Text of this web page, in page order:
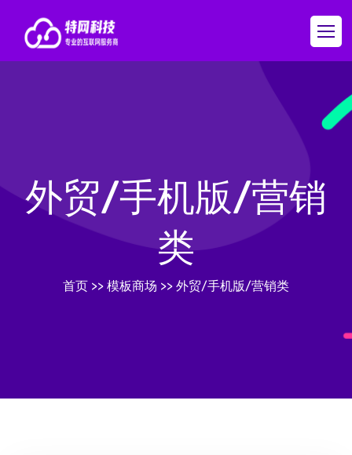
外贸/手机版/营销
类
首页 >> 模板商场 >> 外贸/手机版/营销类